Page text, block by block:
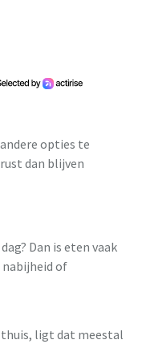
opties te
dan blijven
Dan is eten vaak
nabijheid of
thuis, ligt dat meestal